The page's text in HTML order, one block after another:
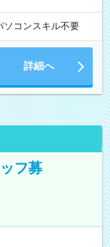
ソコンスキル不要
詳細へ
フ募